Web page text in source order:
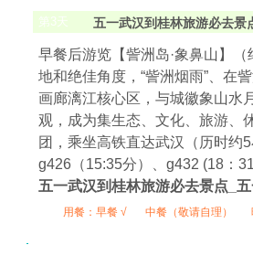
第3天 五一武汉到桂林旅游必去景
早餐后游览【訾洲岛·象鼻山】
地和绝佳角度，“訾洲烟雨”、
画廊漓江核心区，与城徽象山水
观，成为集生态、文化、旅游、
团，乘坐高铁直达武汉（历时约
g426（15:35分）、g432 (18：
五一武汉到桂林旅游必去景点_
用餐： 早餐 √ 中餐（敬请自理）